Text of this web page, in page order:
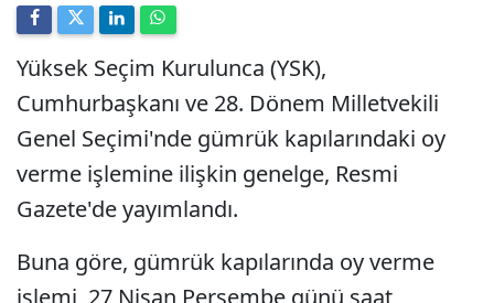
Yüksek Seçim Kurulunca (YSK),
Cumhurbaşkanı ve 28. Dönem Milletvekili
Genel Seçimi'nde gümrük kapılarındaki oy
verme işlemine ilişkin genelge, Resmi
Gazete'de yayımlandı.
Buna göre, gümrük kapılarında oy verme
işlemi, 27 Nisan Perşembe günü saat